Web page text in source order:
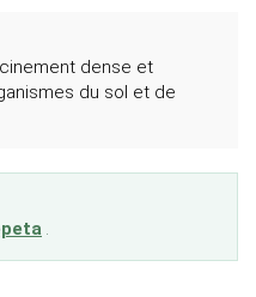
dense et
du sol et de
.